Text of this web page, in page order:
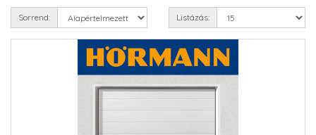
Sorrend: Listázás: